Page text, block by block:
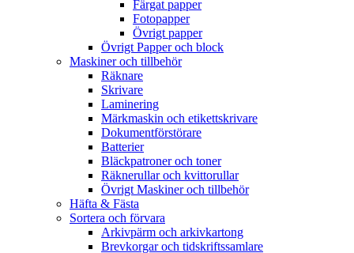
Färgat papper
Fotopapper
Övrigt papper
Övrigt Papper och block
Maskiner och tillbehör
Räknare
Skrivare
Laminering
Märkmaskin och etikettskrivare
Dokumentförstörare
Batterier
Bläckpatroner och toner
Räknerullar och kvittorullar
Övrigt Maskiner och tillbehör
Häfta & Fästa
Sortera och förvara
Arkivpärm och arkivkartong
Brevkorgar och tidskriftssamlare